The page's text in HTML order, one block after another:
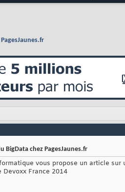
chez PagesJaunes.fr
vous propose un article sur
France 2014